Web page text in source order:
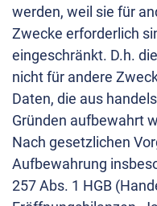
werden, weil sie für
Zwecke erforderlich
eingeschränkt. D.h.
nicht für andere
Daten, die aus
Gründen aufbewahrt
Nach gesetzlichen
Aufbewahrung
257 Abs. 1 HGB